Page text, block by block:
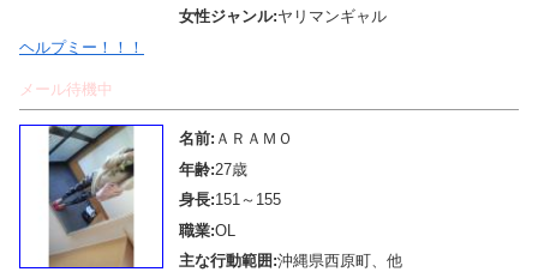
女性ジャンル:ヤリマンギャル
ヘルプミー！！！
メール待機中
名前: ＡＲＡＭＯ
年齢:27歳
身長:151～155
職業:OL
主な行動範囲:沖縄県西原町、他